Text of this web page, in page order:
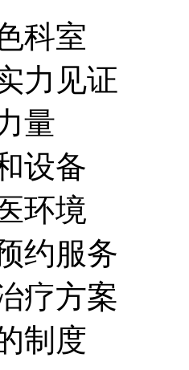
科室
力见证
量
设备
环境
约服务
疗方案
制度